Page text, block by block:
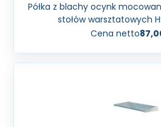
Półka z blachy ocynk
stołów warsztatowych
Cena netto